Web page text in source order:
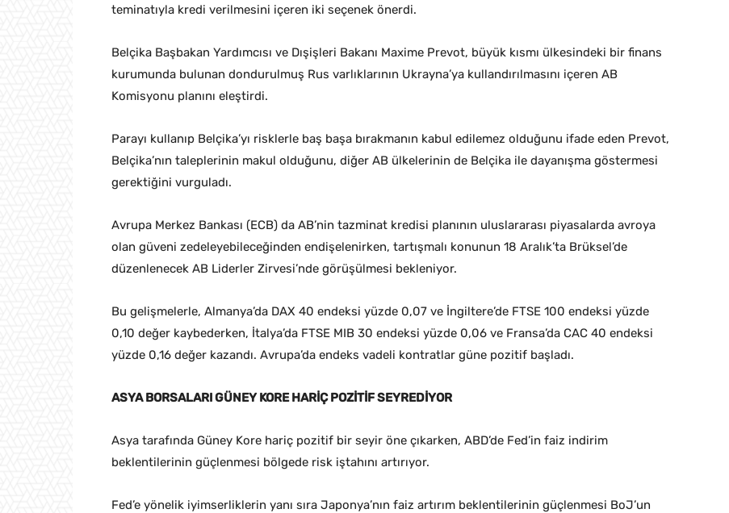
teminatıyla kredi verilmesini içeren iki seçenek önerdi.
Belçika Başbakan Yardımcısı ve Dışişleri Bakanı Maxime Prevot, büyük kısmı ülkesindeki bir finans
kurumunda bulunan dondurulmuş Rus varlıklarının Ukrayna’ya kullandırılmasını içeren AB
Komisyonu planını eleştirdi.
Parayı kullanıp Belçika’yı risklerle baş başa bırakmanın kabul edilemez olduğunu ifade eden Prevot,
Belçika’nın taleplerinin makul olduğunu, diğer AB ülkelerinin de Belçika ile dayanışma göstermesi
gerektiğini vurguladı.
Avrupa Merkez Bankası (ECB) da AB’nin tazminat kredisi planının uluslararası piyasalarda avroya
olan güveni zedeleyebileceğinden endişelenirken, tartışmalı konunun 18 Aralık’ta Brüksel’de
düzenlenecek AB Liderler Zirvesi’nde görüşülmesi bekleniyor.
Bu gelişmelerle, Almanya’da DAX 40 endeksi yüzde 0,07 ve İngiltere’de FTSE 100 endeksi yüzde
0,10 değer kaybederken, İtalya’da FTSE MIB 30 endeksi yüzde 0,06 ve Fransa’da CAC 40 endeksi
yüzde 0,16 değer kazandı. Avrupa’da endeks vadeli kontratlar güne pozitif başladı.
ASYA BORSALARI GÜNEY KORE HARİÇ POZİTİF SEYREDİYOR
Asya tarafında Güney Kore hariç pozitif bir seyir öne çıkarken, ABD’de Fed’in faiz indirim
beklentilerinin güçlenmesi bölgede risk iştahını artırıyor.
Fed’e yönelik iyimserliklerin yanı sıra Japonya’nın faiz artırım beklentilerinin güçlenmesi BoJ’un